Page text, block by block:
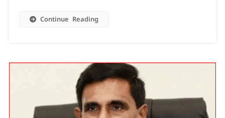
නැත්ත!
Continue Reading